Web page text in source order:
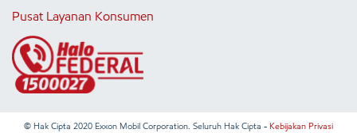
Pusat Layanan Konsumen
© Hak Cipta 2020 Exxon Mobil Corporation. Seluruh Hak Cipta - Kebijakan Privasi